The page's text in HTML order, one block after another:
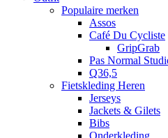
Populaire merken
Assos
Café Du Cycliste
GripGrab
Pas Normal
Q36,5
Fietskleding Heren
Jerseys
Jackets & Gilets
Bibs
Onderkleding